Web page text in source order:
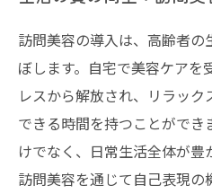
訪問美容の導入は、高齢者
ぼします。自宅で美容ケアを
レスから解放され、リラッ
できる時間を持つことができ
けでなく、日常生活全体が豊
訪問美容を通じて自己表現